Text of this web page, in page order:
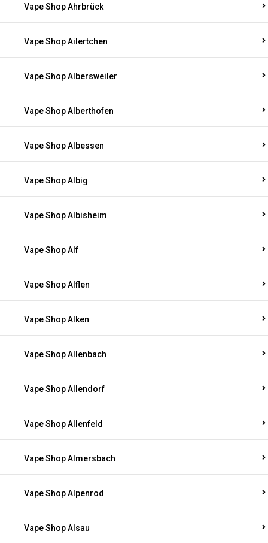
Vape Shop Ahrbrück
Vape Shop Ailertchen
Vape Shop Albersweiler
Vape Shop Alberthofen
Vape Shop Albessen
Vape Shop Albig
Vape Shop Albisheim
Vape Shop Alf
Vape Shop Alflen
Vape Shop Alken
Vape Shop Allenbach
Vape Shop Allendorf
Vape Shop Allenfeld
Vape Shop Almersbach
Vape Shop Alpenrod
Vape Shop Alsau